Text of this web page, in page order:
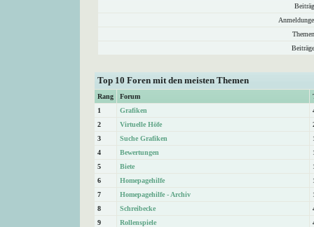
Top 10 Foren mit den meisten Themen
Rang Forum
1
Grafiken
2
Virtuelle Höfe
3
Suche Grafiken
4
Bewertungen
5
Biete
6
Homepagehilfe
7
Homepagehilfe - Archiv
8
Schreibecke
9
Rollenspiele